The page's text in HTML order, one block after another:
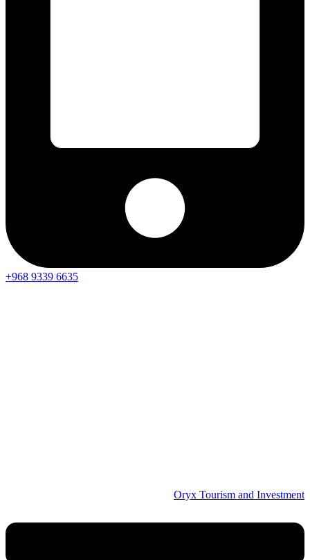
+968 9339 6635
Oryx Tourism and Investment